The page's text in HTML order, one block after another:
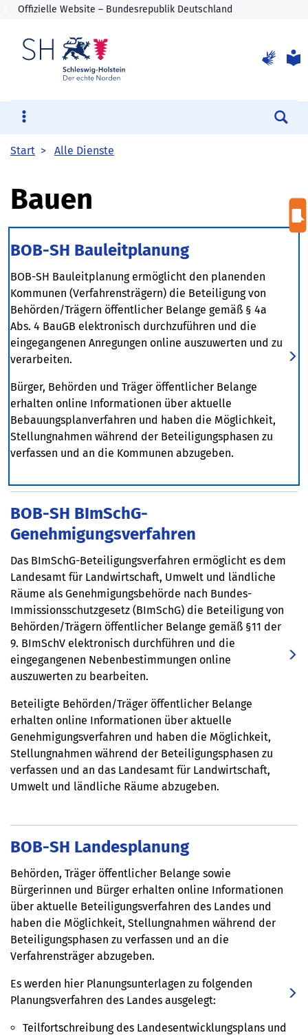
Start Alle Dienste
Bauen
BOB-SH Bauleitplanung
BOB-SH Bauleitplanung ermöglicht den planenden
Kommunen (Verfahrensträgern) die Beteiligung von
Behörden/Trägern öffentlicher Belange gemäß § 4a
Abs. 4 BauGB elektronisch durchzuführen und die
eingegangenen Anregungen online auszuwerten und zu
verarbeiten.
Bürger, Behörden und Träger öffentlicher Belange
erhalten online Informationen über aktuelle
Bebauungsplanverfahren und haben die Möglichkeit,
Stellungnahmen während der Beteiligungsphasen zu
verfassen und an die Kommunen abzugeben.
BOB-SH BImSchG-
Genehmigungsverfahren
Das BImSchG-Beteiligungsverfahren ermöglicht es dem
Landesamt für Landwirtschaft, Umwelt und ländliche
Räume als Genehmigungsbehörde nach Bundes-
Immissionsschutzgesetz (BImSchG) die Beteiligung von
Behörden/Trägern öffentlicher Belange gemäß §11 der
9. BImSchV elektronisch durchführen und die
eingegangenen Nebenbestimmungen online
auszuwerten zu bearbeiten.
Beteiligte Behörden/Träger öffentlicher Belange
erhalten online Informationen über aktuelle
Genehmigungsverfahren und haben die Möglichkeit,
Stellungnahmen während der Beteiligungsphasen zu
verfassen und an das Landesamt für Landwirtschaft,
Umwelt und ländliche Räume abzugeben.
BOB-SH Landesplanung
Behörden, Träger öffentlicher Belange sowie
Bürgerinnen und Bürger erhalten online Informationen
über aktuelle Beteiligungsverfahren des Landes und
haben die Möglichkeit, Stellungnahmen während der
Beteiligungsphasen zu verfassen und an die
Verfahrensträger abzugeben.
Es werden hier Planungsunterlagen zu folgenden
Planungsverfahren des Landes ausgelegt:
Teilfortschreibung des Landesentwicklungsplans und